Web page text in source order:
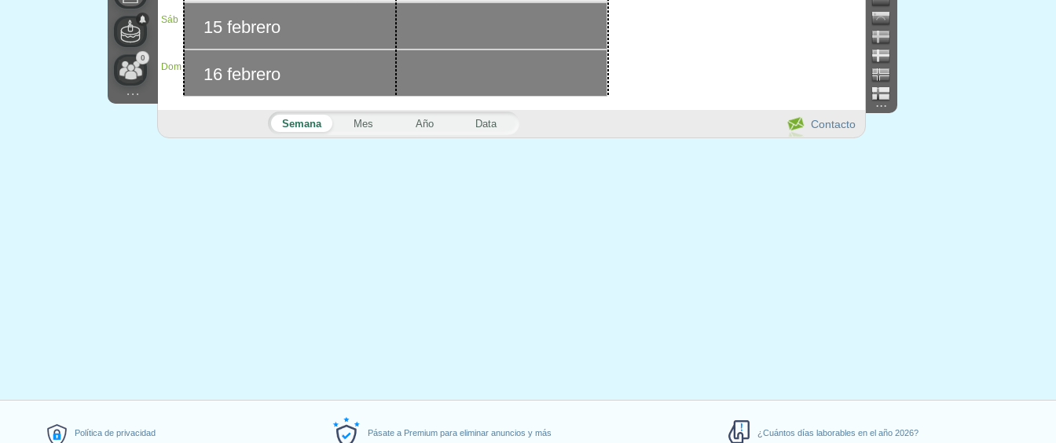
Política de privacidad Pásate a Premium para eliminar anuncios y más ¿Cuántos días laborables en el año 2026?
0
...
...
Contacto
Semana Mes Año Data
Sáb
Dom
15 febrero
16 febrero